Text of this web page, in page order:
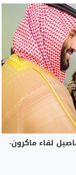
لقاء ماكرون-